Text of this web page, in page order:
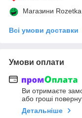
Магазини Rozetka
Всі умови доставки
Умови оплати
Ви отримаєте
або гроші
Детальніше